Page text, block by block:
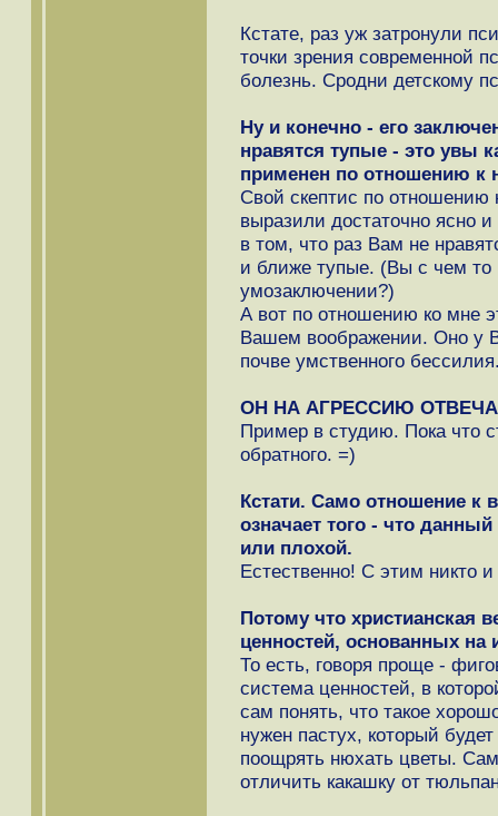
Кстате, раз уж затронули
точки зрения современной
болезнь. Сродни детскому
Ну и конечно - его
нравятся тупые - это увы
применен по отношению к
Свой скептис по
выразили достаточно ясно
в том, что раз Вам не
и ближе тупые. (Вы с чем то
умозаключении?)
А вот по отношению ко мне
Вашем воображении. Оно у
почве умственного
ОН НА АГРЕССИЮ
Пример в студию. Пока что
обратного. =)
Кстати. Само отношение к
означает того - что
или плохой.
Естественно! С этим никто и
Потому что христианская
ценностей, основанных
То есть, говоря проще -
система ценностей, в
сам понять, что такое
нужен пастух, который
поощрять нюхать цветы.
отличить какашку от